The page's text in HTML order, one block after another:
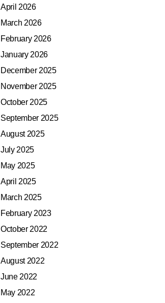
April 2026
March 2026
February 2026
January 2026
December 2025
November 2025
October 2025
September 2025
August 2025
July 2025
May 2025
April 2025
March 2025
February 2023
October 2022
September 2022
August 2022
June 2022
May 2022